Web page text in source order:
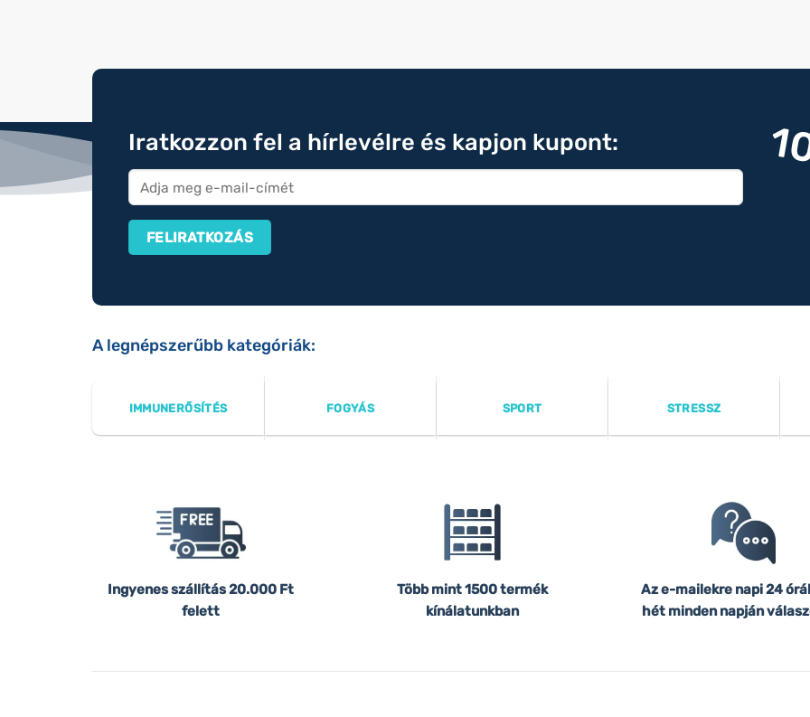
Iratkozzon fel a hírlevélre és kapjon kupont:
A legnépszerűbb kategóriák:
IMMUNERŐSÍTÉS FOGYÁS SPORT STRESSZ
Ingyenes szállítás20.000 Ft
felett
Több mint 1500 termék
kínálatunkban
Az e-mailekre napi 24
hét minden napján